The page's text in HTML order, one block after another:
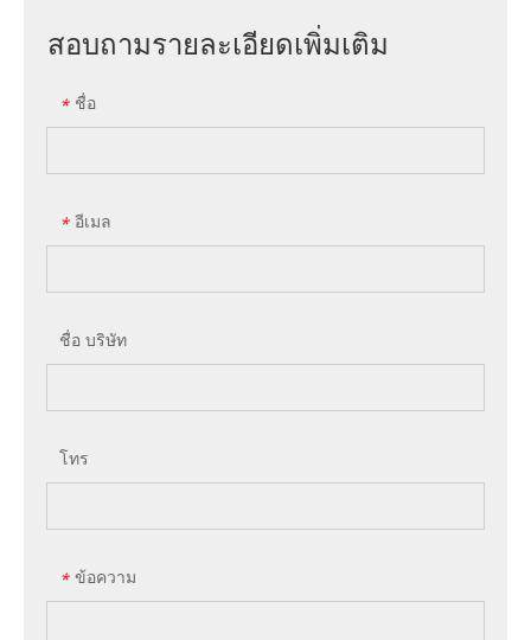
สอบถามรายละเอียดเพิ่มเติม
* ชื่อ
* อีเมล
ชื่อ บริษัท
โทร
* ข้อความ